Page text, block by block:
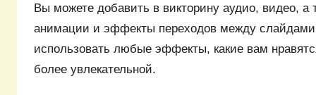
Вы можете добавить в викторину аудио, видео, а
анимации и эффекты переходов между
использовать любые эффекты, какие вам
более увлекательной.